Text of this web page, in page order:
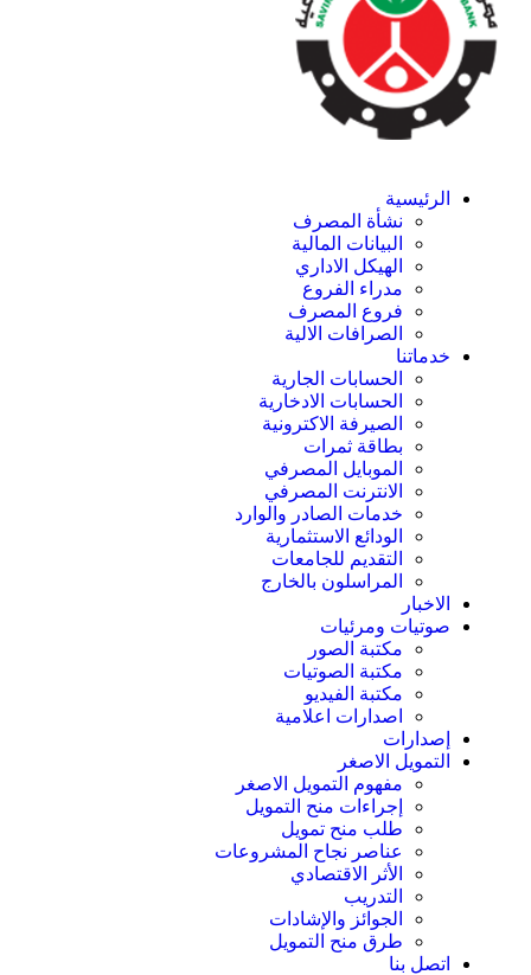
الرئيسية
نشأة المصرف
البيانات المالية
الهيكل الاداري
مدراء الفروع
فروع المصرف
الصرافات الالية
خدماتنا
الحسابات الجارية
الحسابات الادخارية
الصيرفة الاكترونية
بطاقة ثمرات
الموبايل المصرفي
الانترنت المصرفي
خدمات الصادر والوارد
الودائع الاستثمارية
التقديم للجامعات
المراسلون بالخارج
الاخبار
صوتيات ومرئيات
مكتبة الصور
مكتبة الصوتيات
مكتبة الفيديو
اصدارات اعلامية
إصدارات
التمويل الاصغر
مفهوم التمويل الاصغر
إجراءات منح التمويل
طلب منح تمويل
عناصر نجاح المشروعات
الأثر الاقتصادي
التدريب
الجوائز والإشادات
طرق منح التمويل
اتصل بنا